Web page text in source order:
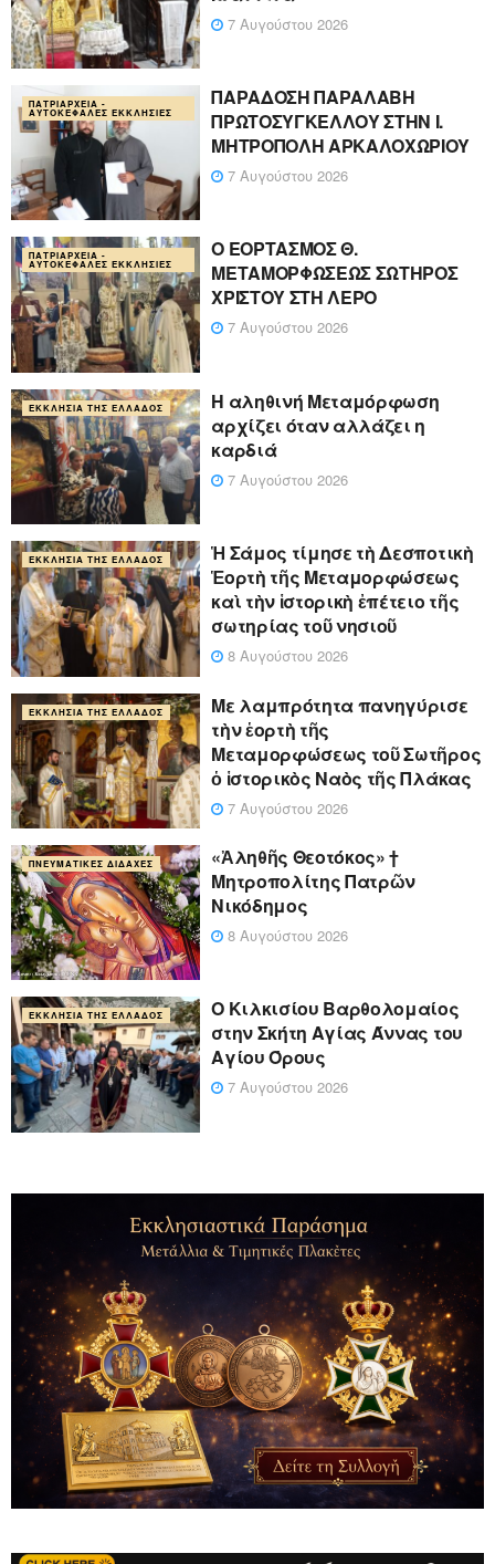
7 Αυγούστου 2026
ΠΑΤΡΙΑΡΧΕΊΑ -
ΑΥΤΟΚΈΦΑΛΕΣ ΕΚΚΛΗΣΊΕΣ
ΠΑΡΑΔΟΣΗ ΠΑΡΑΛΑΒΗ
ΠΡΩΤΟΣΥΓΚΕΛΛΟΥ ΣΤΗΝ Ι.
ΜΗΤΡΟΠΟΛΗ ΑΡΚΑΛΟΧΩΡΙΟΥ
7 Αυγούστου 2026
ΠΑΤΡΙΑΡΧΕΊΑ -
ΑΥΤΟΚΈΦΑΛΕΣ ΕΚΚΛΗΣΊΕΣ
Ο ΕΟΡΤΑΣΜΟΣ Θ.
ΜΕΤΑΜΟΡΦΩΣΕΩΣ ΣΩΤΗΡΟΣ
ΧΡΙΣΤΟΥ ΣΤΗ ΛΕΡΟ
7 Αυγούστου 2026
ΕΚΚΛΗΣΊΑ ΤΗΣ ΕΛΛΆΔΟΣ
Η αληθινή Μεταμόρφωση
αρχίζει όταν αλλάζει η
καρδιά
7 Αυγούστου 2026
ΕΚΚΛΗΣΊΑ ΤΗΣ ΕΛΛΆΔΟΣ
Ἡ Σάμος τίμησε τὴ Δεσποτικὴ
Ἑορτὴ τῆς Μεταμορφώσεως
καὶ τὴν ἱστορικὴ ἐπέτειο τῆς
σωτηρίας τοῦ νησιοῦ
8 Αυγούστου 2026
ΕΚΚΛΗΣΊΑ ΤΗΣ ΕΛΛΆΔΟΣ
Με λαμπρότητα πανηγύρισε
τὴν ἑορτὴ τῆς
Μεταμορφώσεως τοῦ Σωτῆρος
ὁ ἱστορικὸς Ναὸς τῆς Πλάκας
7 Αυγούστου 2026
ΠΝΕΥΜΑΤΙΚΈΣ ΔΙΔΑΧΈΣ
«Ἀληθῆς Θεοτόκος» †
Μητροπολίτης Πατρῶν
Νικόδημος
8 Αυγούστου 2026
ΕΚΚΛΗΣΊΑ ΤΗΣ ΕΛΛΆΔΟΣ
Ο Κιλκισίου Βαρθολομαίος
στην Σκήτη Αγίας Άννας του
Αγίου Όρους
7 Αυγούστου 2026